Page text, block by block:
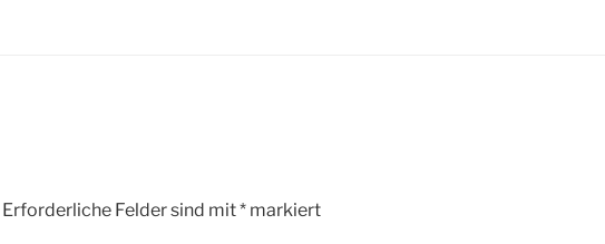
Erforderliche Felder sind mit* markiert